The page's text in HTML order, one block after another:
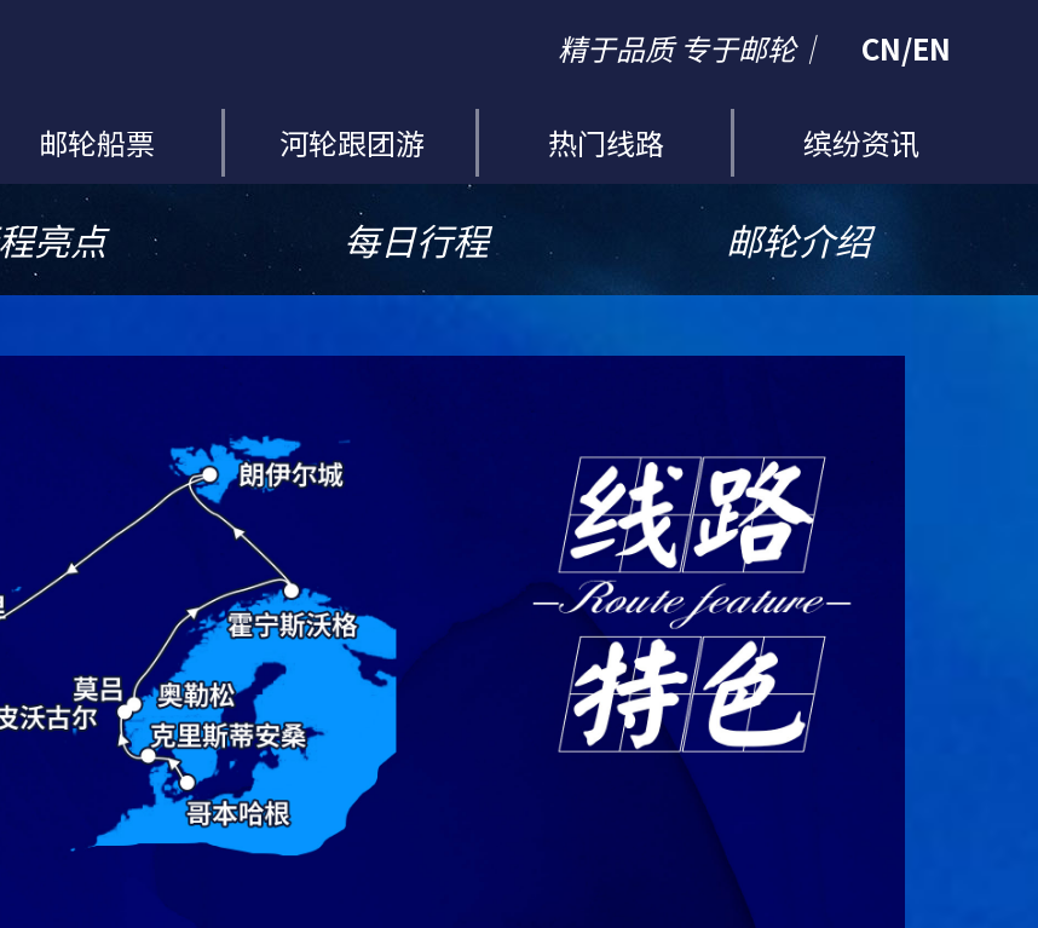
精于品质 专于邮轮｜ CN/EN
邮轮船票 河轮跟团游 热门线路 缤纷资讯
亮点 每日行程 邮轮介绍